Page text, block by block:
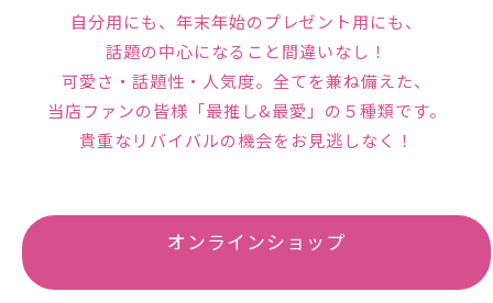
自分用にも、年末年始のプレゼント用にも、
話題の中心になること間違いなし！
可愛さ・話題性・人気度。全てを兼ね備えた、
当店ファンの皆様「最推し&最愛」の５種類です。
貴重なリバイバルの機会をお見逃しなく！
オンラインショップ